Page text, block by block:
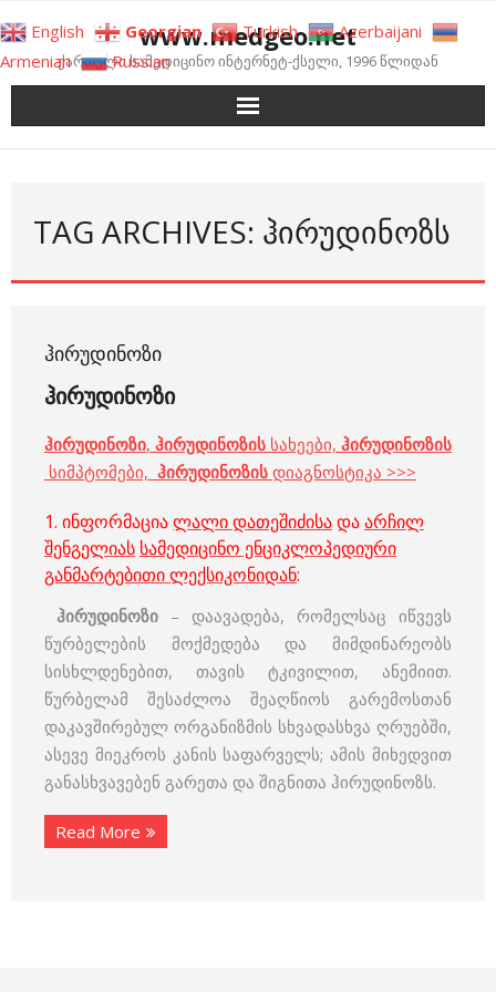
to
content
www.medgeo.net
ქართული სამედიცინო ინტერნეტ-ქსელი, 1996 წლიდან
TAG ARCHIVES: ᲰᲘᲠᲣᲓᲘᲜᲝᲖᲡ
ᲰᲘᲠᲣᲓᲘᲜᲝᲖᲘ
ჰირუდინოზი
ჰირუდინოზი, ჰირუდინოზის სახეები, ჰირუდინოზის
სიმპტომები, ჰირუდინოზის დიაგნოსტიკა >>>
1. ინფორმაციალალი დათეშიძისადაარჩილ
შენგელიას სამედიცინო ენციკლოპედიური
განმარტებითი ლექსიკონიდან:
ჰირუდინოზი – დაავადება, რომელსაც იწვევს
წურბელების მოქმედება და მიმდინარეობს
სისხლდენებით, თავის ტკივილით, ანემიით.
წურბელამ შესაძლოა შეაღწიოს გარემოსთან
დაკავშირებულ ორგანიზმის სხვადასხვა ღრუებში,
ასევე მიეკროს კანის საფარველს; ამის მიხედვით
განასხვავებენ გარეთა და შიგნითა ჰირუდინოზს.
Read More
English Georgian Turkish
Azerbaijani
Armenian
Russian